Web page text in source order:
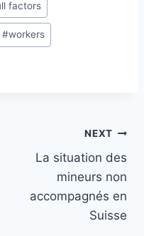
factors
#workers
NEXT
La situation des
mineurs non
accompagnés en
Suisse